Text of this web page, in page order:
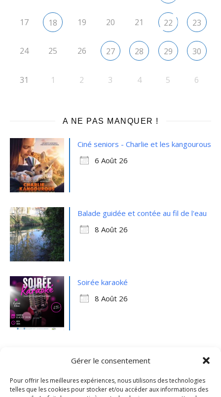
Gérer le consentement
Pour offrir les meilleures expériences, nous utilisons des technologies
telles que les cookies pour stocker et/ou accéder aux informations des
17 18 19 20 21 22 23
24 25 26 27 28 29 30
31 1 2 3 4 5 6
A NE PAS MANQUER !
Ciné seniors - Charlie et les kangourous
6 Août 26
Balade guidée et contée au fil de l'eau
8 Août 26
Soirée karaoké
8 Août 26